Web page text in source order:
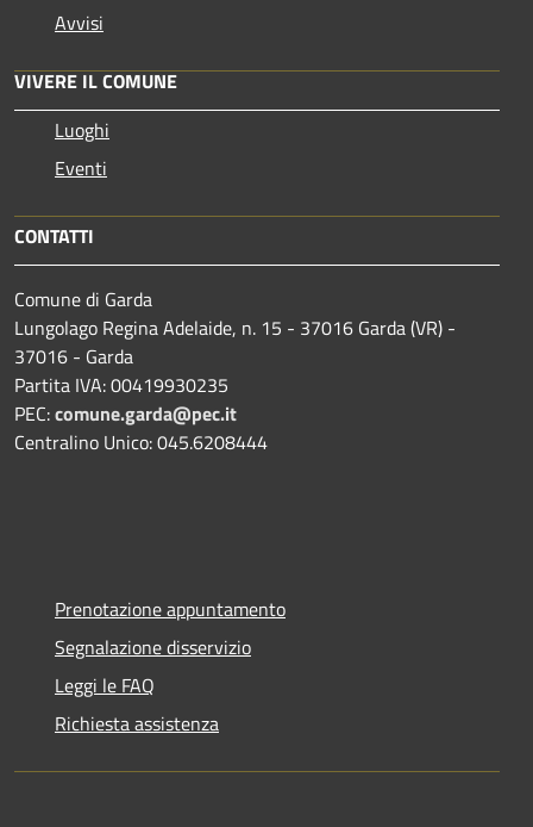
Avvisi
VIVERE IL COMUNE
Luoghi
Eventi
CONTATTI
Comune di Garda
Lungolago Regina Adelaide, n. 15 - 37016 Garda (VR) -
37016 - Garda
Partita IVA: 00419930235
PEC:comune.garda@pec.it
Centralino Unico: 045.6208444
Prenotazione appuntamento
Segnalazione disservizio
Leggi le FAQ
Richiesta assistenza